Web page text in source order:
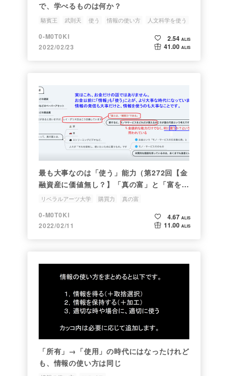
で、学べるものは何か？
駱賓王 武則天 使う 情報の使い方 人文科学を使う
0-M0T0KI
2022/02/23
2.54 ALIS
41.00 ALIS
最も大事なのは「使う」能力（第272回【金
融資産に価値無し？】「真の富」と「富を失
わずに活かす方法」を解説【お金の勉強 初
リベラルアーツ大学 購買力
真の富
プレイヤー至上主義
0-M0T0KI
2022/02/11
4.67 ALIS
11.00 ALIS
「所有」→「使用」の時代にはなったけれど
も、情報の使い方は同じ